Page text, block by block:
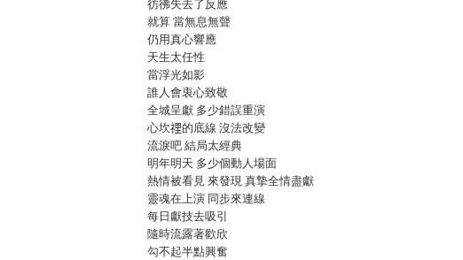
彷彿失去了反應
就算 當無息無聲
仍用真心響應
天生太任性
當浮光如影
誰人會衷心致敬
全城呈獻 多少錯誤重演
心坎𥚃的底線 沒法改變
流淚吧 結局太經典
明年明天 多少個動人場⾯
熱情被看見 來發現 真摯全情盡獻
靈魂在上演 同步來連線
每日獻技去吸引
隨時流露著歡欣
勾不起半點興奮